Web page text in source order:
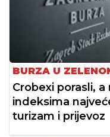
BURZA U
Crobexi porasli,
indeksima
turizam i prijevoz